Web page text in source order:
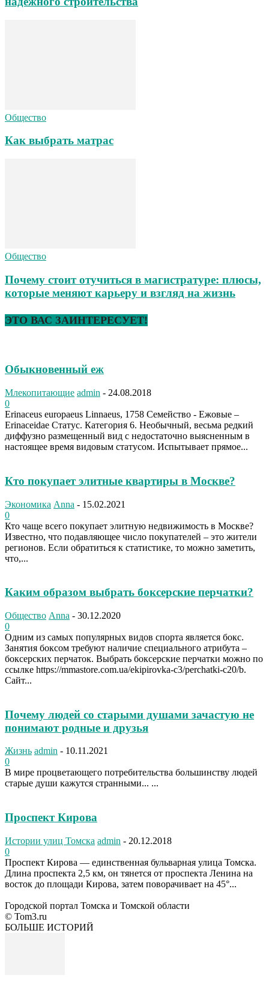
Общество
Как выбрать матрас
Общество
Почему стоит отучиться в магистратуре: плюсы,
которые меняют карьеру и взгляд на жизнь
ЭТО ВАС ЗАИНТЕРЕСУЕТ!
Обыкновенный еж
Млекопитающие admin - 24.08.2018
0
Erinaceus europaeus Linnaeus, 1758 Семейство - Ежовые –
Erinaceidae Статус. Категория 6. Необычный, весьма редкий
диффузно размещенный вид с недостаточно выясненным в
настоящее время видовым статусом. Испытывает прямое...
Кто покупает элитные квартиры в Москве?
Экономика Anna - 15.02.2021
0
Кто чаще всего покупает элитную недвижимость в Москве?
Известно, что подавляющее число покупателей – это жители
регионов. Если обратиться к статистике, то можно заметить,
что,...
​Каким образом выбрать боксерские перчатки?
Общество Anna - 30.12.2020
0
Одним из самых популярных видов спорта является бокс.
Занятия боксом требуют наличие специального атрибута –
боксерских перчаток. Выбрать боксерские перчатки можно по
ссылке https://mmastore.com.ua/ekipirovka-c3/perchatki-c20/b.
Сайт...
Почему людей со старыми душами зачастую не
понимают родные и друзья
Жизнь admin - 10.11.2021
0
В мире процветающего потребительства большинству людей
старые души кажутся странными... ...
Проспект Кирова
Истории улиц Томска admin - 20.12.2018
0
Проспект Кирова — единственная бульварная улица Томска.
Длина проспекта 2,5 км, он тянется от проспекта Ленина на
восток до площади Кирова, затем поворачивает на 45°...
Городской портал Томска и Томской области
© Tom3.ru
БОЛЬШЕ ИСТОРИЙ